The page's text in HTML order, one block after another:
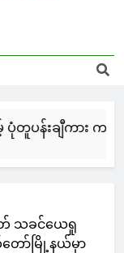
ပန်းချီကား ကနေဒ
တ် သခင်ယေရှု
တော်မြို့နယ်မှာ